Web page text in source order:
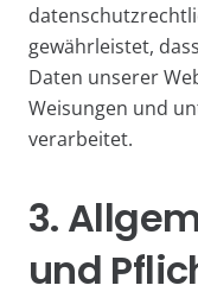
gewährleistet,
Daten unserer
Weisungen und
verarbeitet.
3.
und